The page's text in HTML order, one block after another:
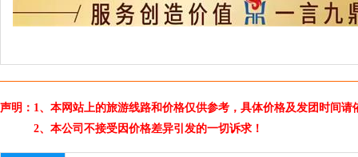
声明：1、本网站上的旅游线路和价格仅供参考，具体价格及发团时间
2、本公司不接受因价格差异引发的一切诉求！